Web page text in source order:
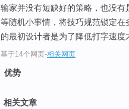
输家并没有短缺好的策略，也没有
等随机小事情，将技巧规范锁定
的最初设计者是为了降低打字速度
基于14个网页-相关网页
优势
相关文章